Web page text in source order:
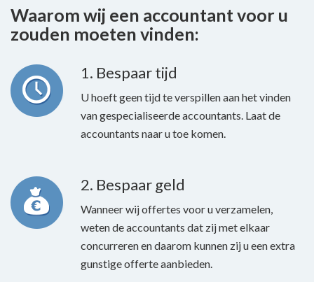
Waarom wij een accountant voor u
zouden moeten vinden:
1. Bespaar tijd
U hoeft geen tijd te verspillen aan het vinden
van gespecialiseerde accountants. Laat de
accountants naar u toe komen.
2. Bespaar geld
Wanneer wij offertes voor u verzamelen,
weten de accountants dat zij met elkaar
concurreren en daarom kunnen zij u een extra
gunstige offerte aanbieden.